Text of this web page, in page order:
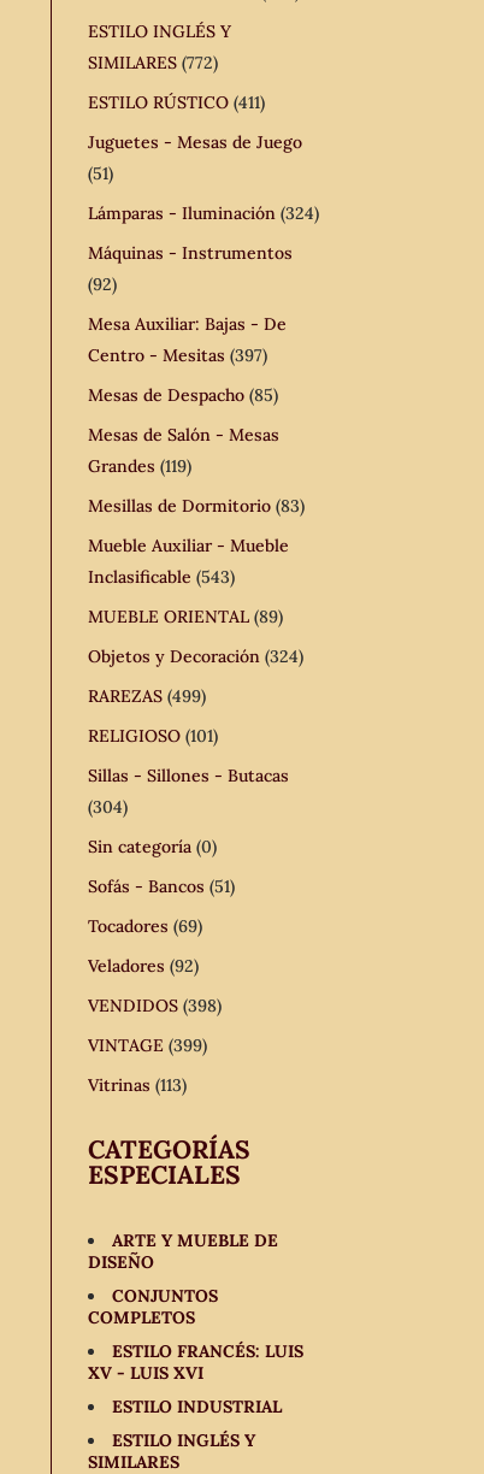
ESTILO INGLÉS Y
SIMILARES (772)
ESTILO RÚSTICO (411)
Juguetes - Mesas de Juego
(51)
Lámparas - Iluminación (324)
Máquinas - Instrumentos
(92)
Mesa Auxiliar: Bajas - De
Centro - Mesitas (397)
Mesas de Despacho (85)
Mesas de Salón - Mesas
Grandes (119)
Mesillas de Dormitorio (83)
Mueble Auxiliar - Mueble
Inclasificable (543)
MUEBLE ORIENTAL (89)
Objetos y Decoración (324)
RAREZAS (499)
RELIGIOSO (101)
Sillas - Sillones - Butacas
(304)
Sin categoría (0)
Sofás - Bancos (51)
Tocadores (69)
Veladores (92)
VENDIDOS (398)
VINTAGE (399)
Vitrinas (113)
CATEGORÍAS
ESPECIALES
ARTE Y MUEBLE DE
DISEÑO
CONJUNTOS
COMPLETOS
ESTILO FRANCÉS: LUIS
XV - LUIS XVI
ESTILO INDUSTRIAL
ESTILO INGLÉS Y
SIMILARES